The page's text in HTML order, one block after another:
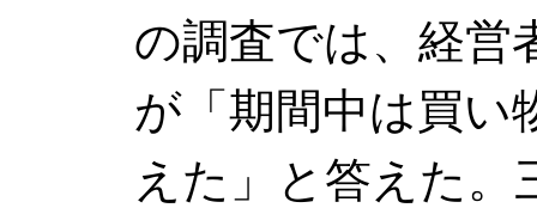
の調査では、経営
が「期間中は買い
えた」と答えた。